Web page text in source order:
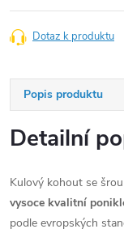
Dotaz k produktu
Popis produktu
Detailní
Kulový kohout se
vysoce kvalitní
podle evropských